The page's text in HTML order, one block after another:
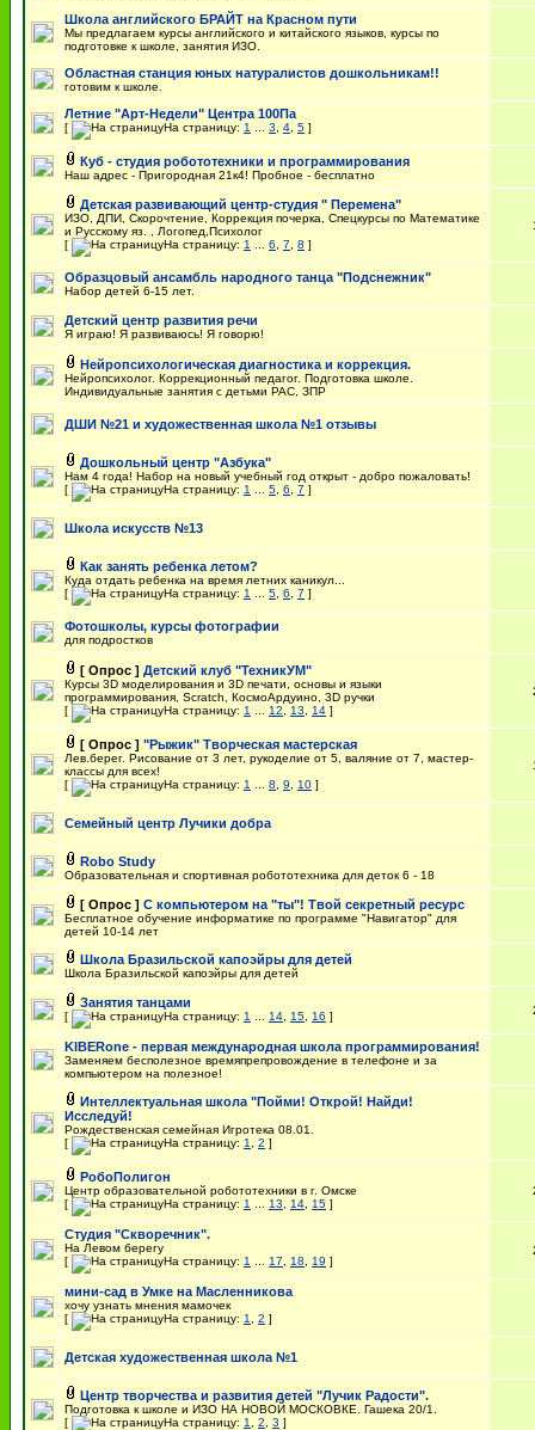
Школа английского БРАЙТ на Красном пути
Мы предлагаем курсы английского и китайского языков, курсы по
подготовке к школе, занятия ИЗО.
Областная станция юных натуралистов дошкольникам!!
готовим к школе.
Летние "Арт-Недели" Центра 100Па
[ На страницу: 1 3 4 5 ]
Куб - студия робототехники и программирования
Наш адрес - Пригородная 21к4! Пробное - бесплатно
Детская развивающий центр-студия " Перемена"
ИЗО, ДПИ, Скорочтение, Коррекция почерка, Спецкурсы по Математике
и Русскому яз. , Логопед,Психолог
[
На страницу: 1 6 7 8 ]
Образцовый ансамбль народного танца "Подснежник"
Набор детей 6-15 лет.
Детский центр развития речи
Я играю! Я развиваюсь! Я говорю!
Нейропсихологическая диагностика и коррекция.
Нейропсихолог. Коррекционный педагог. Подготовка школе.
Индивидуальные занятия с детьми РАС, ЗПР
ДШИ №21 и художественная школа №1 отзывы
Дошкольный центр "Азбука"
Нам 4 года! Набор на новый учебный год открыт - добро пожаловать!
[
На страницу: 1 5 6 7 ]
Школа искусств №13
Как занять ребенка летом?
Куда отдать ребенка на время летних каникул...
[
На страницу: 1 5 6 7 ]
Фотошколы, курсы фотографии
для подростков
[ Опрос ] Детский клуб "ТехникУМ"
Курсы 3D моделирования и 3D печати, основы и языки
программирования, Scratch, КосмоАрдуино, 3D ручки
[
На страницу: 1 12 13 14 ]
[ Опрос ] "Рыжик" Творческая мастерская
Лев.берег. Рисование от 3 лет, рукоделие от 5, валяние от 7, мастер-
классы для всех!
[
На страницу: 1 8 9 10 ]
Семейный центр Лучики добра
Robo Study
Образовательная и спортивная робототехника для деток 6 - 18
[ Опрос ] С компьютером на "ты"! Твой секретный ресурс
Бесплатное обучение информатике по программе "Навигатор" для
детей 10-14 лет
Школа Бразильской капоэйры для детей
Школа Бразильской капоэйры для детей
Занятия танцами
[ На страницу: 1 14 15 16 ]
KIBERone - первая международная школа программирования!
Заменяем бесполезное времяпрепровождение в телефоне и за
компьютером на полезное!
Интеллектуальная школа "Пойми! Открой! Найди!
Исследуй!
Рождественская семейная Игротека 08.01.
[
На страницу: 1 2 ]
РобоПолигон
Центр образовательной робототехники в г. Омске
[
На страницу: 1 13 14 15 ]
Студия "Скворечник".
На Левом берегу
[
На страницу: 1 17 18 19 ]
мини-сад в Умке на Масленникова
хочу узнать мнения мамочек
[
На страницу: 1 2 ]
Дет­ская ху­до­же­ствен­ная шко­ла №1
Центр творчества и развития детей "Лучик Радости".
Подготовка к школе и ИЗО НА НОВОЙ МОСКОВКЕ. Гашека 20/1.
[
На страницу: 1 2 3 ]